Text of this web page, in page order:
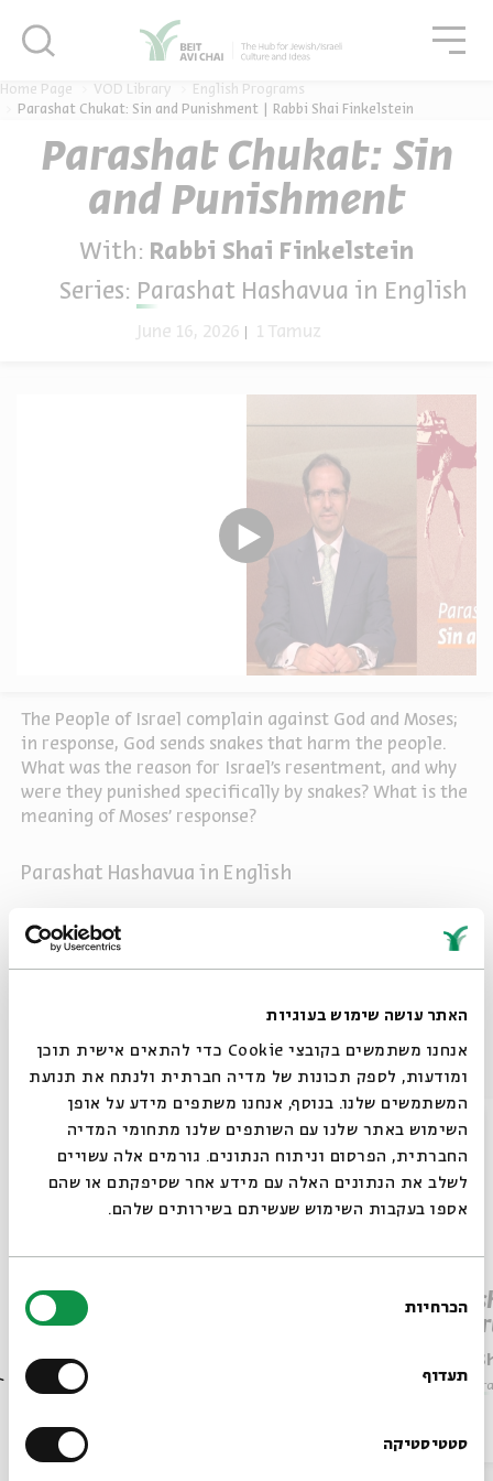
האתר עושה שימוש בעוגיות
אנחנו משתמשים בקובצי Cookie כדי להתאים אישית תוכן
ומודעות, לספק תכונות של מדיה חברתית ולנתח את תנועת
המשתמשים שלנו. בנוסף, אנחנו משתפים מידע על אופן
השימוש באתר שלנו עם השותפים שלנו מתחומי המדיה
החברתית, הפרסום וניתוח הנתונים. גורמים אלה עשויים
לשלב את הנתונים האלה עם מידע אחר שסיפקתם או שהם
אספו בעקבות השימוש שעשיתם בשירותים שלהם.
הסכמה
הכרחיות
תעדוף
סטטיסטיקה
Home Page VOD Library
English Programs
Parashat Chukat: Sin and Punishment | Rabbi Shai Finkelstein
Parashat Chukat: Sin
and Punishment
With: Rabbi Shai Finkelstein
Series: Parashat Hashavua in English
June 16, 2026 1 Tamuz
The People of Israel complain against God and Moses;
in response, God sends snakes that harm the people.
What was the reason for Israel’s resentment, and why
were they punished specifically by snakes? What is the
meaning of Moses’ response?
Parashat Hashavua in English
Share
Other episodes in the series
Parashat Beha’alotcha – The
Beginning of the End
Rabbi Shai Finkelstein
Series: Parashat Hashavua in English
Video
Rabbi
Series:
סגור
BEIT AVI CHAI’s programs!
Sign up for our newsletter!